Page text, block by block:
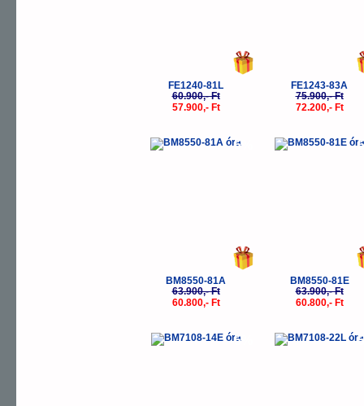
FE1240-81L
60.900,- Ft
57.900,- Ft
FE1243-83A
75.900,- Ft
72.200,- Ft
-5%
BM8550-81A
63.900,- Ft
60.800,- Ft
-
BM8550-81E
63.900,- Ft
60.800,- Ft
-5% -